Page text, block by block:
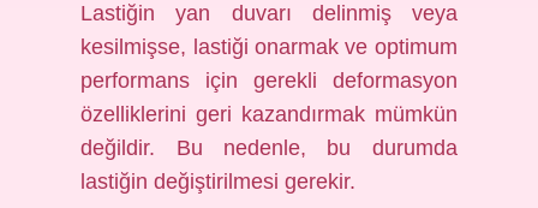
Lastiğin yan duvarı delinmiş veya
kesilmişse, lastiği onarmak ve optimum
performans için gerekli deformasyon
özelliklerini geri kazandırmak mümkün
değildir. Bu nedenle, bu durumda
lastiğin değiştirilmesi gerekir.